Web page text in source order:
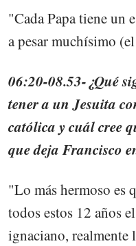
"Cada Papa tiene un
a pesar muchísimo
06:20-08.53-¿Qué
tener a un Jesuita
católica y cuál cree
que deja Francisco
"Lo más hermoso es
todos estos 12 años
ignaciano, realmente